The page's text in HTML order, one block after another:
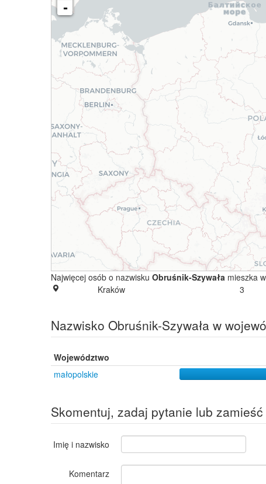
-
Najwięcej osób o nazwisku Obruśnik-Szywała mieszka
Kraków
3
Nazwisko Obruśnik-Szywała w
Województwo
małopolskie
Skomentuj, zadaj pytanie lub
Imię i nazwisko
Komentarz